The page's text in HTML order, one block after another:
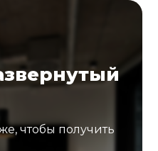
чтобы получить